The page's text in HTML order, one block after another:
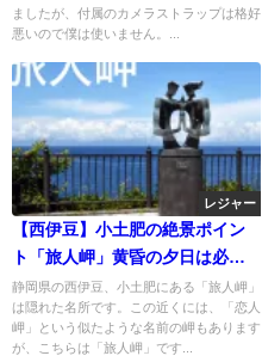
ましたが、付属のカメラストラップは格好
悪いので僕は使いません。...
レジャー
【西伊豆】小土肥の絶景ポイン
ト「旅人岬」黄昏の夕日は必
見！
静岡県の西伊豆、小土肥にある「旅人岬」
は隠れた名所です。この近くには、「恋人
岬」という似たような名前の岬もあります
が、こちらは「旅人岬」です...